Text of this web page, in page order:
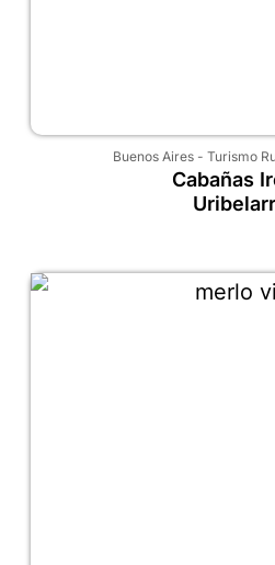
Buenos Aires - Turismo
Cabañas